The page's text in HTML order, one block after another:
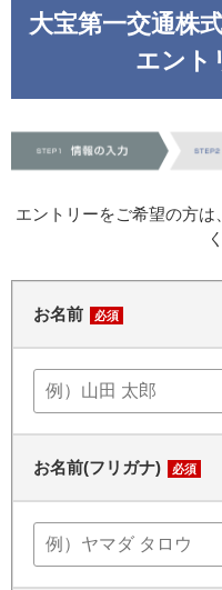
大宝第一交通株
エント
エントリーをご希望の方
お名前 必須
お名前(フリガナ) 必須